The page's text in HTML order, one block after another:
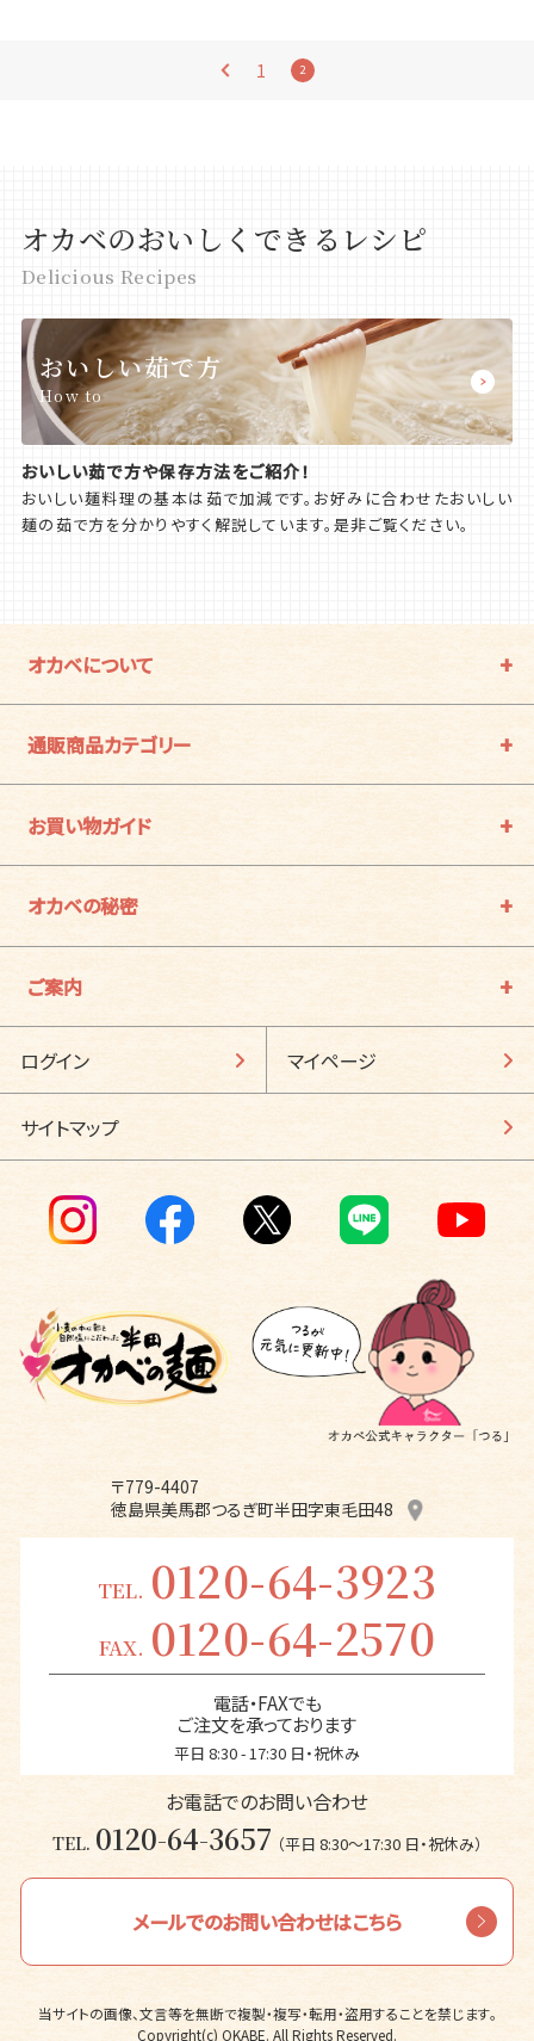
1 2
オカベのおいしくできるレシピ
Delicious Recipes
おいしい茹で方
How to
おいしい茹で方や保存方法をご紹介！
おいしい麺料理の基本は茹で加減です。お好みに合わせたおいしい
麺の茹で方を分かりやすく解説しています。是非ご覧ください。
オカベについて
通販商品カテゴリー
お買い物ガイド
オカベの秘密
ご案内
ログイン マイページ
サイトマップ
〒779-4407
徳島県美馬郡つるぎ町半田字東毛田48
TEL. 0120-64-3923
FAX. 0120-64-2570
電話・FAXでも
ご注文を承っております
平日 8:30 - 17:30 日・祝休み
お電話でのお問い合わせ
TEL. 0120-64-3657 （平日 8:30〜17:30 日・祝休み）
メールでのお問い合わせはこちら
当サイトの画像、文言等を無断で複製・複写・転用・盗用することを禁じます。
Copyright(c) OKABE. All Rights Reserved.